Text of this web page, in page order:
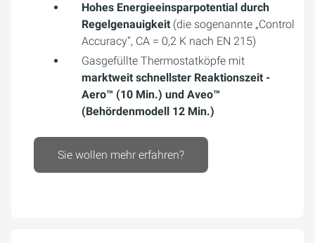
Hohes Energieeinsparpotential durch
Regelgenauigkeit (die sogenannte „Control
Accuracy“, CA = 0,2 K nach EN 215)
Gasgefüllte Thermostatköpfe mit
marktweit schnellster Reaktionszeit -
Aero™ (10 Min.) und Aveo™
(Behördenmodell 12 Min.)
Sie wollen mehr erfahren?